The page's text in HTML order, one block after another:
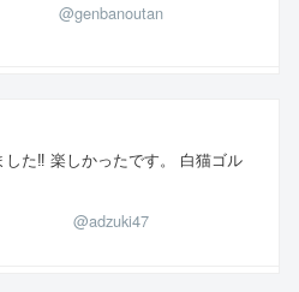
@genbanoutan
した‼️ 楽しかったです。 白猫ゴル
@adzuki47